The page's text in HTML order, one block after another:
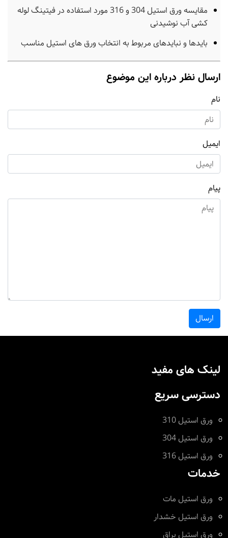
مقایسه ورق استیل 304 و 316 مورد استفاده در فیتینگ لوله
کشی آب نوشیدنی
بایدها و نبایدهای مربوط به انتخاب ورق های استیل مناسب
ارسال نظر درباره این موضوع
نام
ایمیل
پیام
ارسال
لینک های مفید
دسترسی سریع
ورق استیل 310
ورق استیل 304
ورق استیل 316
خدمات
ورق استیل مات
ورق استیل خشدار
ورق استیل براق